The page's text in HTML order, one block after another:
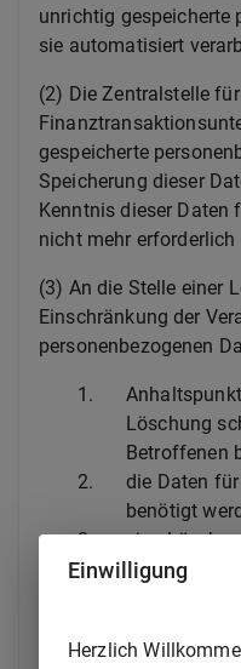
unrichtig gespeicherte
sie automatisiert
(2) Die Zentralstelle für
gespeicherte
Speicherung dieser
Kenntnis dieser Daten
nicht mehr erforderlich
(3) An die Stelle einer
Einschränkung der
personenbezogenen
1.
Löschung
Betroffenen
2.
die Daten
benötigt
3.
eine
der
Einwilligung
Herzlich